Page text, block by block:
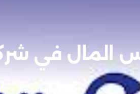
المال في
20 فبراير, 2013